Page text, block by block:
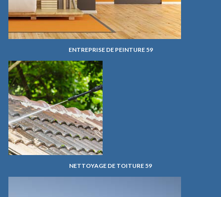
ENTREPRISE DE PEINTURE 59
NETTOYAGE DE TOITURE 59